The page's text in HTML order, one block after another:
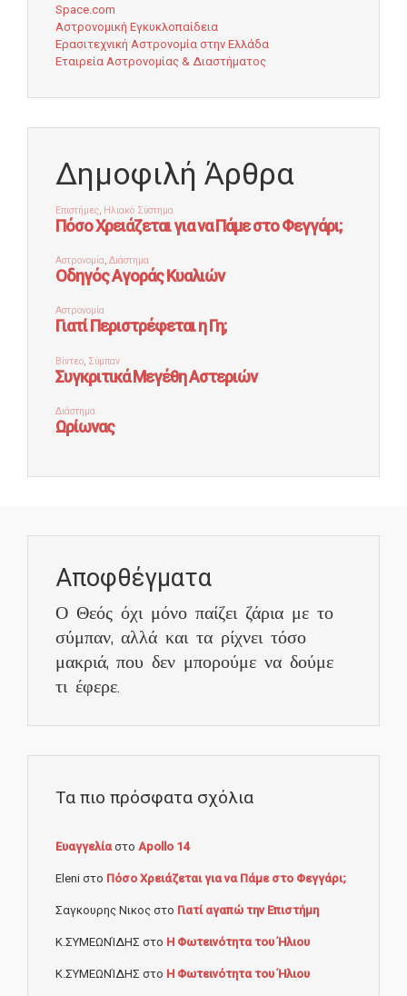
Space.com
Αστρονομική Εγκυκλοπαίδεια
Ερασιτεχνική Αστρονομία στην Ελλάδα
Εταιρεία Αστρονομίας & Διαστήματος
Δημοφιλή Άρθρα
Αποφθέγματα
Ο Θεός όχι μόνο παίζει ζάρια με το
σύμπαν, αλλά και τα ρίχνει τόσο
μακριά, που δεν μπορούμε να δούμε
τι έφερε.
Τα πιο πρόσφατα σχόλια
Ευαγγελίαστο Apollo 14
Eleni στο Πόσο Χρειάζεται για να Πάμε στο Φεγγάρι;
Σαγκουρης Νικος στο Γιατί αγαπώ την Επιστήμη
Κ.ΣΥΜΕΩΝΊΔΗΣ στο Η Φωτεινότητα του Ήλιου
Κ.ΣΥΜΕΩΝΊΔΗΣ στο Η Φωτεινότητα του Ήλιου